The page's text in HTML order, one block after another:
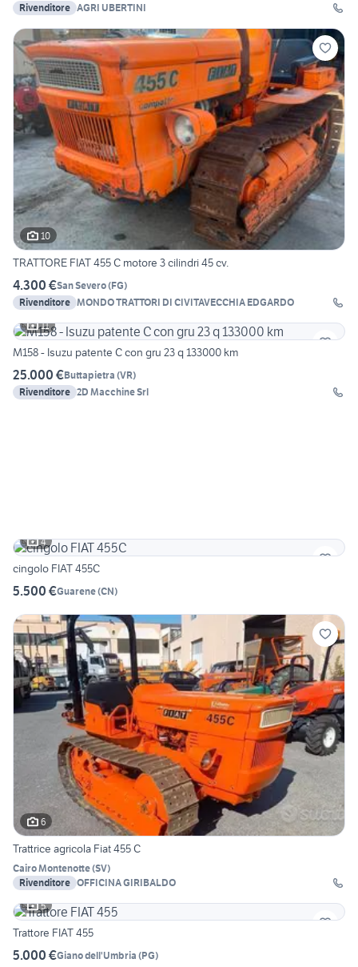
Rivenditore AGRI UBERTINI
10
TRATTORE FIAT 455 C motore 3 cilindri 45 cv.
4.300 €San Severo(FG)
Rivenditore MONDO TRATTORI DI CIVITAVECCHIA EDGARDO
11
M158 - Isuzu patente C con gru 23 q 133000 km
25.000 €Buttapietra (VR)
Rivenditore 2D Macchine Srl
4
cingolo FIAT 455C
5.500 €Guarene(CN)
6
Trattrice agricola Fiat 455 C
Cairo Montenotte(SV)
Rivenditore OFFICINA GIRIBALDO
5
Trattore FIAT 455
5.000 €Giano dell'Umbria (PG)